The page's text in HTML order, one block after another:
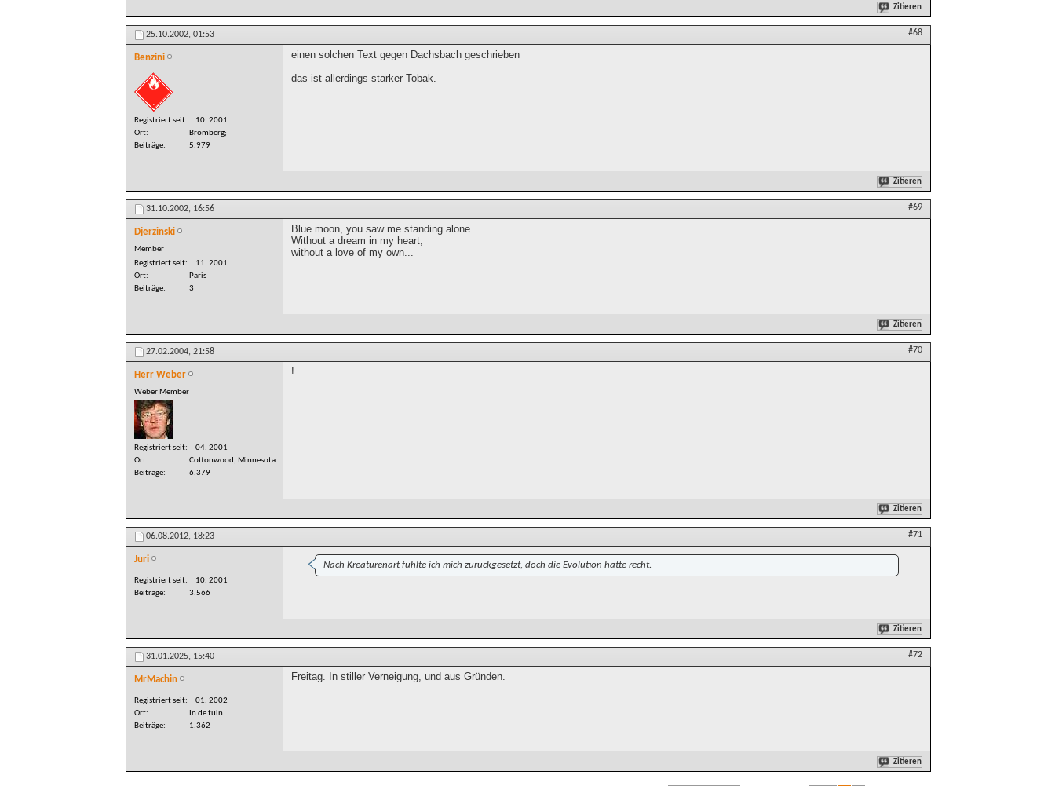
Zitieren
25.10.2002, 01:53 #68
Benzini
Registriert seit
10. 2001
Ort
Bromberg;
Beiträge
5.979
einen solchen Text gegen Dachsbach geschrieben
das ist allerdings starker Tobak.
Zitieren
31.10.2002, 16:56 #69
Djerzinski
Member
Registriert seit
11. 2001
Ort
Paris
Beiträge
3
Blue moon, you saw me standing alone
Without a dream in my heart,
without a love of my own...
Zitieren
27.02.2004, 21:58 #70
Herr Weber
Weber Member
Registriert seit
04. 2001
Ort
Cottonwood, Minnesota
Beiträge
6.379
!
Zitieren
06.08.2012, 18:23 #71
Juri
Registriert seit
10. 2001
Beiträge
3.566
Nach Kreaturenart fühlte ich mich zurückgesetzt, doch die Evolution hatte recht.
Zitieren
31.01.2025, 15:40 #72
MrMachin
Registriert seit
01. 2002
Ort
In de tuin
Beiträge
1.362
Freitag. In stiller Verneigung, und aus Gründen.
Zitieren